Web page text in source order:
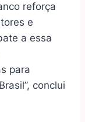
reforça
e
a essa
para
conclui